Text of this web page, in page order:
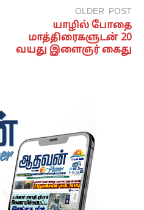
OLDER POST
யாழில் போதை
மாத்திரைகளுடன் 20
வயது இளைஞர் கைது